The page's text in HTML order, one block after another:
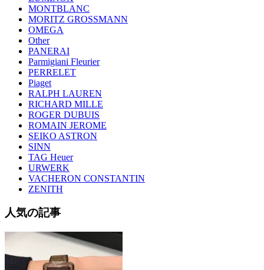
MONTBLANC
MORITZ GROSSMANN
OMEGA
Other
PANERAI
Parmigiani Fleurier
PERRELET
Piaget
RALPH LAUREN
RICHARD MILLE
ROGER DUBUIS
ROMAIN JEROME
SEIKO ASTRON
SINN
TAG Heuer
URWERK
VACHERON CONSTANTIN
ZENITH
人気の記事